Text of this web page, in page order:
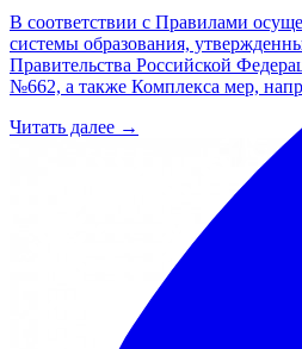
В соответствии с Правилами
системы образования,
Правительства Российской
№662, а также Комплекса мер,
Читать далее →